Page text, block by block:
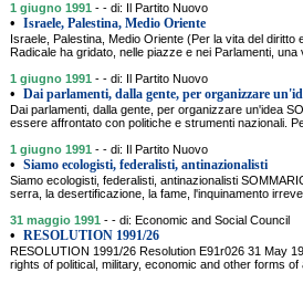
1 giugno 1991 - - di: Il Partito Nuovo
• Israele, Palestina, Medio Oriente
Israele, Palestina, Medio Oriente (Per la vita del diritto
Radicale ha gridato, nelle piazze e nei Parlamenti,
1 giugno 1991 - - di: Il Partito Nuovo
• Dai parlamenti, dalla gente, per organizzare
Dai parlamenti, dalla gente, per organizzare un'idea
essere affrontato con politiche e strumenti nazionali.
1 giugno 1991 - - di: Il Partito Nuovo
• Siamo ecologisti, federalisti, antinazionalisti
Siamo ecologisti, federalisti, antinazionalisti
serra, la desertificazione, la fame, l'inquinamento
31 maggio 1991 - - di: Economic and Social Council
• RESOLUTION 1991/26
RESOLUTION 1991/26 Resolution E91r026 31 May
rights of political, military, economic and other forms